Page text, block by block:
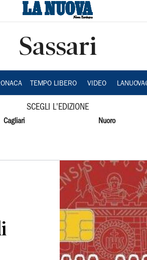
Sassari
TEMPO LIBERO VIDEO
SCEGLI L'EDIZIONE
Cagliari Nuoro